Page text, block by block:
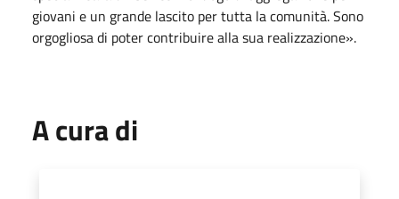
giovani e un grande lascito per tutta la comunità. Sono
orgogliosa di poter contribuire alla sua realizzazione».
A cura di